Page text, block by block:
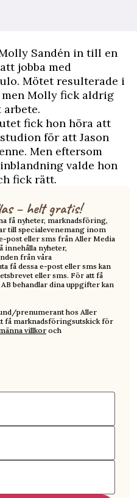
Sandén in till en
jobba med
Mötet resulterade i
men Molly fick aldrig
fick hon höra att
för att Jason
Men eftersom
valde hon
fick rätt.
– helt gratis!
få nyheter, marknadsföring,
till specialevenemang inom
post eller sms från Aller Media
innehålla nyheter,
från våra
få dessa e-post eller sms kan
eller sms. För att få
behandlar dina uppgifter kan
prenumerant hos Aller
få marknadsföringsutskick för
villkoroch